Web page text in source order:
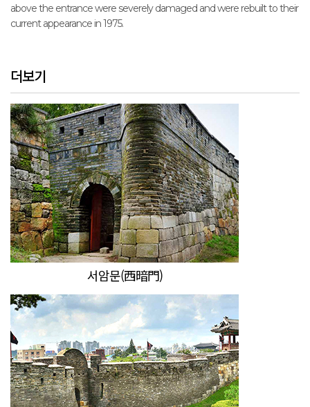
above the entrance were severely damaged and were rebuilt to their
current appearance in 1975.
더보기
서암문(西暗門)